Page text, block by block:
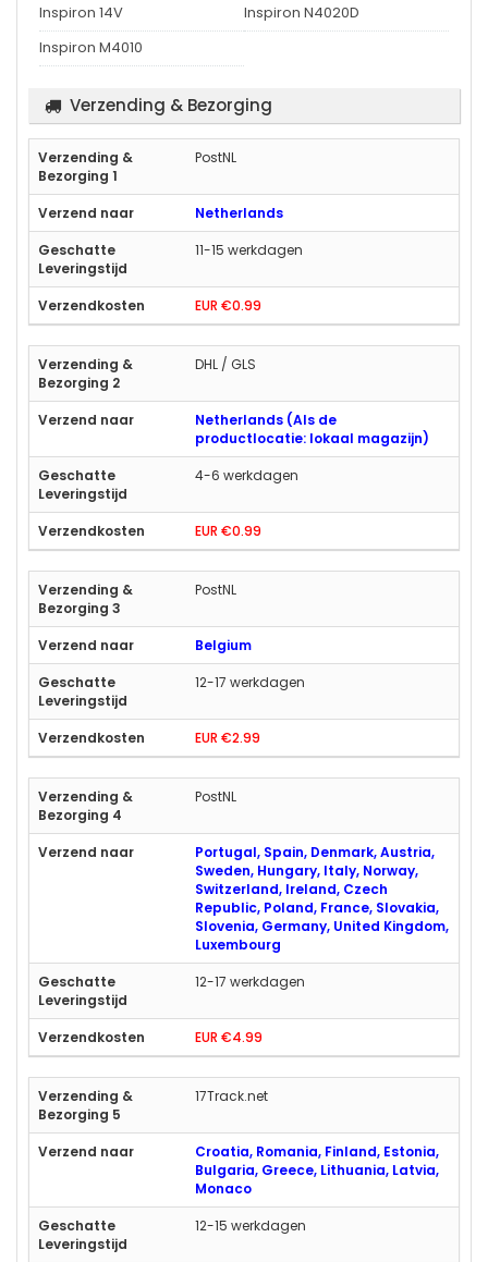
Inspiron 14V
Inspiron N4020D
Inspiron M4010
Verzending & Bezorging
PostNL
Netherlands
11-15 werkdagen
EUR €0.99
DHL / GLS
Netherlands (Als de
productlocatie: lokaal magazijn)
4-6 werkdagen
EUR €0.99
PostNL
Belgium
12-17 werkdagen
EUR €2.99
PostNL
Portugal, Spain, Denmark, Austria,
Sweden, Hungary, Italy, Norway,
Switzerland, Ireland, Czech
Republic, Poland, France, Slovakia,
Slovenia, Germany, United Kingdom,
Luxembourg
12-17 werkdagen
EUR €4.99
17Track.net
Croatia, Romania, Finland, Estonia,
Bulgaria, Greece, Lithuania, Latvia,
Monaco
12-15 werkdagen